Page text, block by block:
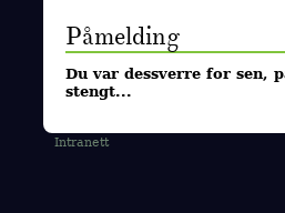
Påmelding
Du var dessverre for sen,
stengt...
Intranett